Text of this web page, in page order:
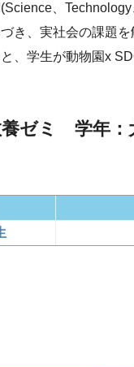
、
き、実社会の課題
、学生が動物園x
ゼミ 学年：